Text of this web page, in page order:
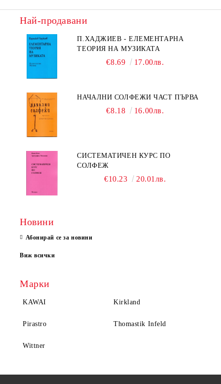
Най-продавани
П.ХАДЖИЕВ - ЕЛЕМЕНТАРНА
ТЕОРИЯ НА МУЗИКАТА
€8.69 17.00лв.
НАЧАЛНИ СОЛФЕЖИ ЧАСТ ПЪРВА
€8.18 16.00лв.
СИСТЕМАТИЧЕН КУРС ПО
СОЛФЕЖ
€10.23 20.01лв.
Новини
Абонирай се за новини
Виж всички
Марки
KAWAI Kirkland
Pirastro Thomastik Infeld
Wittner